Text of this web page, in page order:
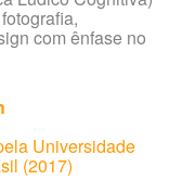
com ênfase no
Universidade
(2017)